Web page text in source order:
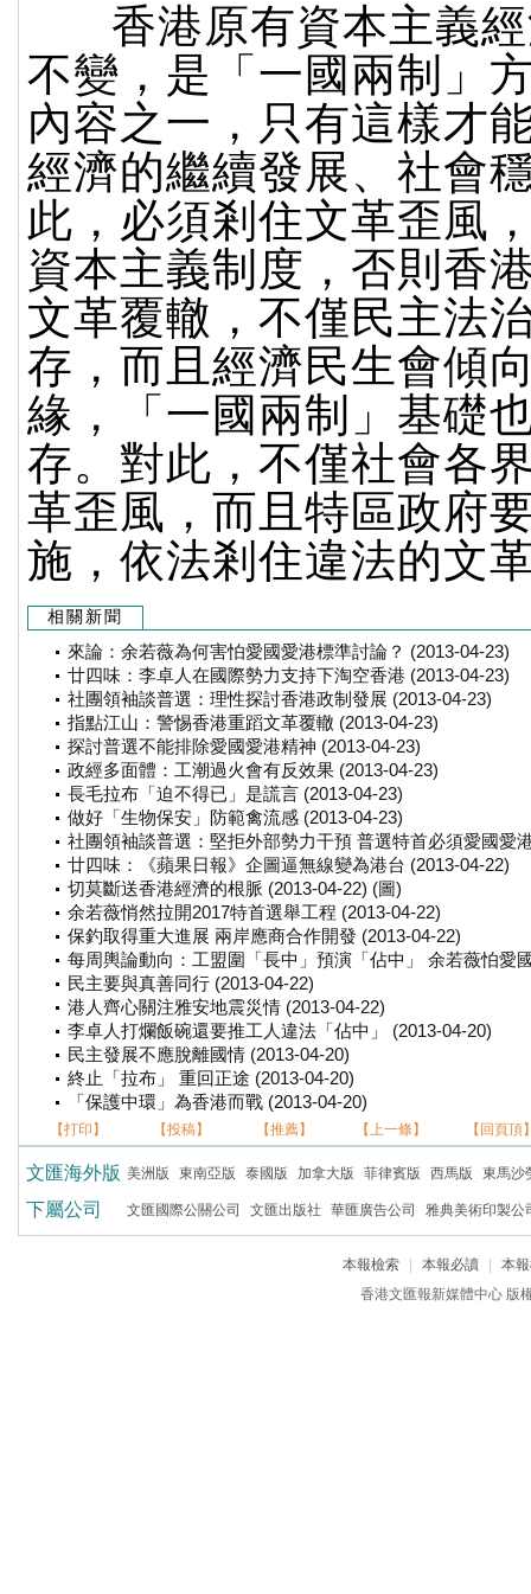
香港原有資本主義
不變，是「一國兩制」
內容之一，只有這樣才
經濟的繼續發展、社會
此，必須剎住文革歪風
資本主義制度，否則香
文革覆轍，不僅民主法
存，而且經濟民生會傾
緣，「一國兩制」基礎
存。對此，不僅社會各
革歪風，而且特區政府
施，依法剎住違法的文
相關新聞
來論：余若薇為何害怕愛國愛港標準討論？ (2013-04-23)
廿四味：李卓人在國際勢力支持下淘空香港 (2013-04-23)
社團領袖談普選：理性探討香港政制發展 (2013-04-23)
指點江山：警惕香港重蹈文革覆轍 (2013-04-23)
探討普選不能排除愛國愛港精神 (2013-04-23)
政經多面體：工潮過火會有反效果 (2013-04-23)
長毛拉布「迫不得已」是謊言 (2013-04-23)
做好「生物保安」防範禽流感 (2013-04-23)
社團領袖談普選：堅拒外部勢力干預 普選特首必須愛國愛
廿四味：《蘋果日報》企圖逼無線變為港台 (2013-04-22)
切莫斷送香港經濟的根脈 (2013-04-22) (圖)
余若薇悄然拉開2017特首選舉工程 (2013-04-22)
保釣取得重大進展 兩岸應商合作開發 (2013-04-22)
每周輿論動向：工盟圍「長中」預演「佔中」 余若薇怕愛
民主要與真善同行 (2013-04-22)
港人齊心關注雅安地震災情 (2013-04-22)
李卓人打爛飯碗還要推工人違法「佔中」 (2013-04-20)
民主發展不應脫離國情 (2013-04-20)
終止「拉布」 重回正途 (2013-04-20)
「保護中環」為香港而戰 (2013-04-20)
【打印】 【投稿】 【推薦】 【上一條】 【回頁頂
文匯海外版 美洲版 東南亞版 泰國版 加拿大版 菲律賓版 西馬版 東馬沙
下屬公司 文匯國際公關公司 文匯出版社 華匯廣告公司 雅典美術印製公
本報檢索 本報必讀
本
香港文匯報新媒體中心 版